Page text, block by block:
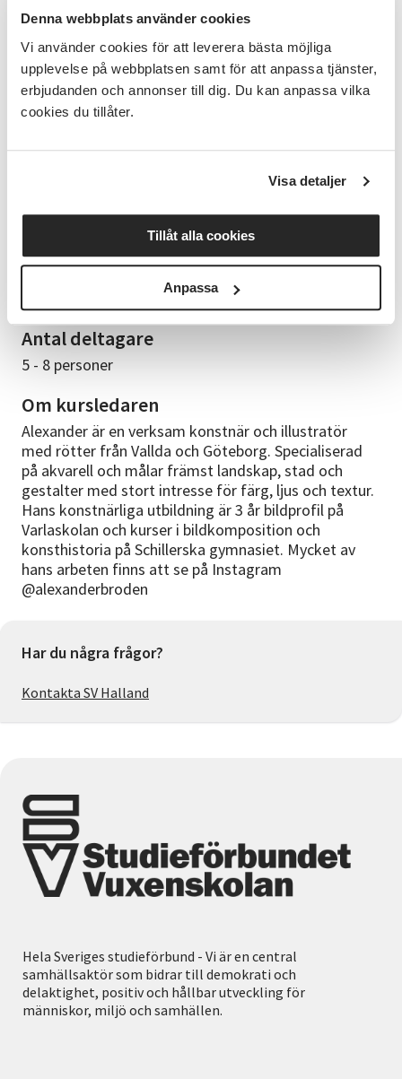
Denna webbplats använder cookies
Vi använder cookies för att leverera bästa möjliga
upplevelse på webbplatsen samt för att anpassa tjänster,
erbjudanden och annonser till dig. Du kan anpassa vilka
cookies du tillåter.
Visa detaljer
Tillåt alla cookies
Anpassa
Innehåll
Kursen kommer beröra saker som: -
Materialkännedom (papper, färger och penslar) -
Akvarelltekniker (Vått i vått, vått på torrt o.s.v.) - Ljus
och valörer. - Perspektiv och djup i målningen. - Hur
glädjens skull och inte prestationen. Om du har
frågor om kursens innehåll kan du maila Alexander:
Studiematerial
Det kommer att finnas material att använda på plats.
Men ledaren ger tips om du vill köpa eget
Antal deltagare
5 - 8 personer
Om kursledaren
Alexander är en verksam konstnär och illustratör
med rötter från Vallda och Göteborg. Specialiserad
på akvarell och målar främst landskap, stad och
gestalter med stort intresse för färg, ljus och textur.
Hans konstnärliga utbildning är 3 år bildprofil på
Varlaskolan och kurser i bildkomposition och
konsthistoria på Schillerska gymnasiet. Mycket av
hans arbeten finns att se på Instagram
@alexanderbroden
Har du några frågor?
Kontakta SV Halland
Hela Sveriges studieförbund - Vi är en central
samhällsaktör som bidrar till demokrati och
delaktighet, positiv och hållbar utveckling för
människor, miljö och samhällen.